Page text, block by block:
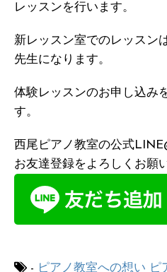
レッスンを行います。
新レッスン室でのレッスン
先生になります。
体験レッスンのお申し込み
す。
西尾ピアノ教室の公式
お友達登録をよろしくお願
- ピアノ教室への想い ピ